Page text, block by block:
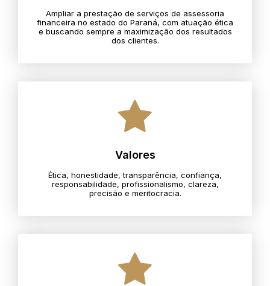
Ampliar a prestação de serviços de assessoria
financeira no estado do Paraná, com atuação ética
e buscando sempre a maximização dos resultados
dos clientes.
Valores
Ética, honestidade, transparência, confiança,
responsabilidade, profissionalismo, clareza,
precisão e meritocracia.​